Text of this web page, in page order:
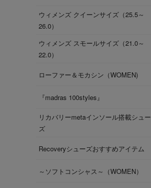
ウィメンズ クイーンサイズ（25.5～
26.0）
ウィメンズ スモールサイズ（21.0～
22.0）
ローファー＆モカシン（WOMEN)
『madras 100styles』
リカバリーmetaインソール搭載シュー
ズ
Recoveryシューズおすすめアイテム
～ソフトコンシャス～（WOMEN）